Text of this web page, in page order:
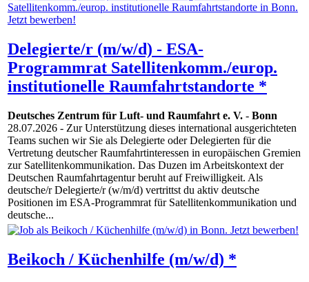
Delegierte/r (m/w/d) - ESA-
Programmrat Satellitenkomm./europ.
institutionelle Raumfahrtstandorte *
Deutsches Zentrum für Luft- und Raumfahrt e. V. - Bonn
28.07.2026 - Zur Unterstützung dieses international ausgerichteten
Teams suchen wir Sie als Delegierte oder Delegierten für die
Vertretung deutscher Raumfahrtinteressen in europäischen Gremien
zur Satellitenkommunikation. Das Duzen im Arbeitskontext der
Deutschen Raumfahrtagentur beruht auf Freiwilligkeit. Als
deutsche/r Delegierte/r (w/m/d) vertrittst du aktiv deutsche
Positionen im ESA-Programmrat für Satellitenkommunikation und
deutsche...
Beikoch / Küchenhilfe (m/w/d) *